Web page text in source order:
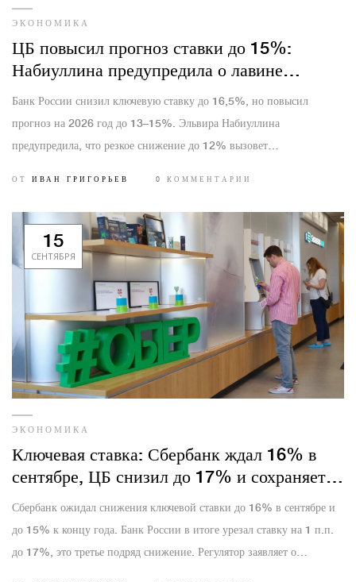
ЭКОНОМИКА
ЦБ повысил прогноз ставки до 15%:
Набиуллина предупредила о лавине
инфляции при резком смягчении
Банк России снизил ключевую ставку до 16,5%, но повысил
прогноз на 2026 год до 13–15%. Эльвира Набиуллина
предупредила, что резкое снижение до 12% вызовет
ОТ ИВАН ГРИГОРЬЕВ 0 КОММЕНТАРИИ
15
СЕНТЯБРЯ
ЭКОНОМИКА
Ключевая ставка: Сбербанк ждал 16% в
сентябре, ЦБ снизил до 17% и сохраняет
жесткий курс
Сбербанк ожидал снижения ключевой ставки до 16% в сентябре и
до 15% к концу года. Банк России в итоге урезал ставку на 1 п.п.
до 17%, это третье подряд снижение. Регулятор заявляет о